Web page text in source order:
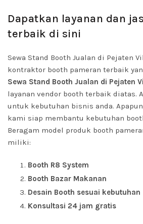
Dapatkan layanan dan
terbaik di sini
Sewa Stand Booth Jualan di Pejaten
kontraktor booth pameran terbaik
Sewa Stand Booth Jualan di Pejaten
layanan vendor booth terbaik diatas.
untuk kebutuhan bisnis anda.
kami siap membantu kebutuhan
Beragam model produk booth
miliki:
Booth R8 System
Booth Bazar Makanan
Desain Booth sesuai kebutuhan
Konsultasi 24 jam gratis